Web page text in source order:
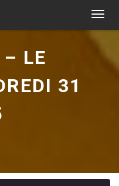
T
o
g
a
– LE
31